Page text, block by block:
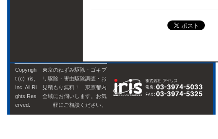
Copyrigh
t (c) Iris,
Inc. All Ri
ghts Res
erved.
東京のねずみ駆除・ゴキブ
リ駆除・害虫駆除調査・お
見積もり無料！ 東京都内
全域にお伺いします。お気
軽にご相談ください。